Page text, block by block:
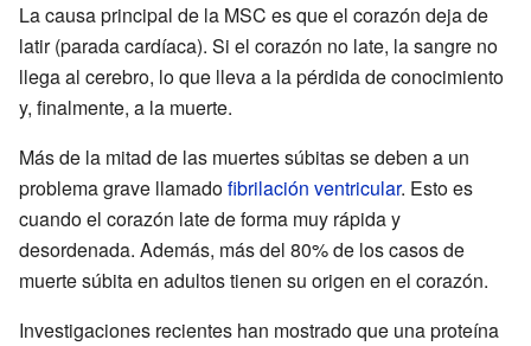
La causa principal de la MSC es que el corazón deja de
latir (parada cardíaca). Si el corazón no late, la sangre no
llega al cerebro, lo que lleva a la pérdida de conocimiento
y, finalmente, a la muerte.
Más de la mitad de las muertes súbitas se deben a un
problema grave llamadofibrilación ventricular. Esto es
cuando el corazón late de forma muy rápida y
desordenada. Además, más del 80% de los casos de
muerte súbita en adultos tienen su origen en el corazón.
Investigaciones recientes han mostrado que una proteína